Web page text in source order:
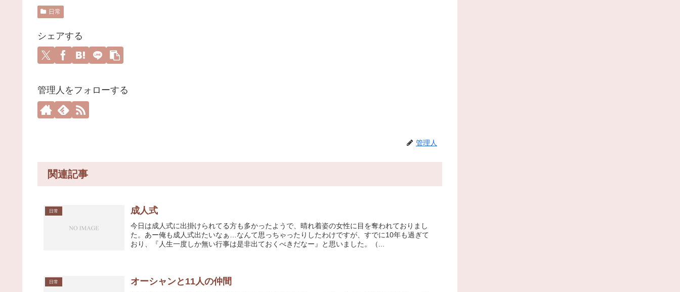
日常
シェアする
管理人をフォローする
管理人
関連記事
日常 成人式
今日は成人式に出掛けられてる方も多かったようで、晴れ着姿の女性に目を奪われておりまし
た。あー俺も成人式出たいなぁ…なんて思っちゃったりしたわけですが、すでに10年も過ぎて
おり、『人生一度しか無い行事は是非出ておくべきだなー』と思いました。（...
日常 オーシャンと11人の仲間